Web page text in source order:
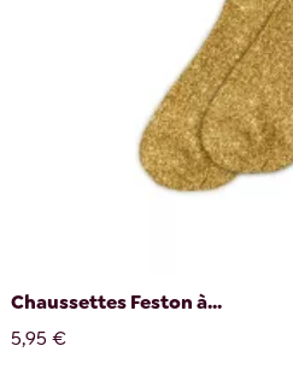
Chaussettes Feston à...
5,95 €